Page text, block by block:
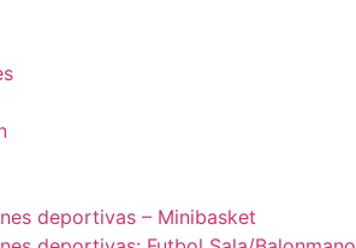
deportivas – Minibasket